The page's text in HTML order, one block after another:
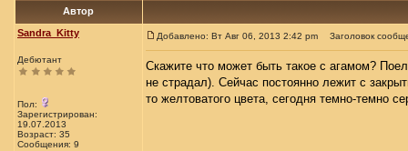
Автор
Sandra_Kitty
Дебютант
Пол:
Зарегистрирован:
19.07.2013
Возраст: 35
Сообщения: 9
Добавлено: Вт Авг 06, 2013 2:42 pm Заголовок
Скажите что может быть такое с агамом?
не страдал). Сейчас постоянно лежит с
то желтоватого цвета, сегодня темно-темно